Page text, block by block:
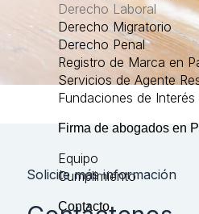
Derecho Laboral
Derecho Migratorio
Derecho Penal
Registro de Marca en
Servicios de Agente
Fundaciones de Interés
Firma de abogados en
Equipo
Cumplimiento
Contacto
Solicite más información